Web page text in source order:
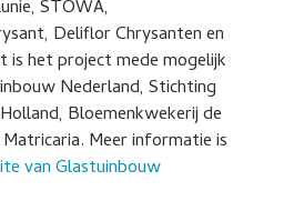
STOWA,
Deliflor Chrysanten en
is het project mede mogelijk
Nederland, Stichting
Bloemenkwekerij de
Meer informatie is
van Glastuinbouw